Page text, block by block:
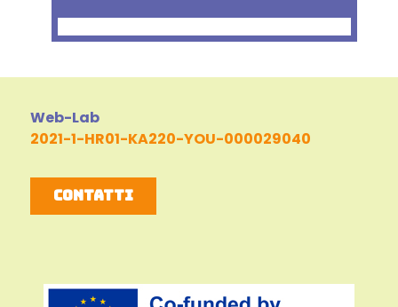
Web-Lab
2021-1-HR01-KA220-YOU-000029040
Contatti